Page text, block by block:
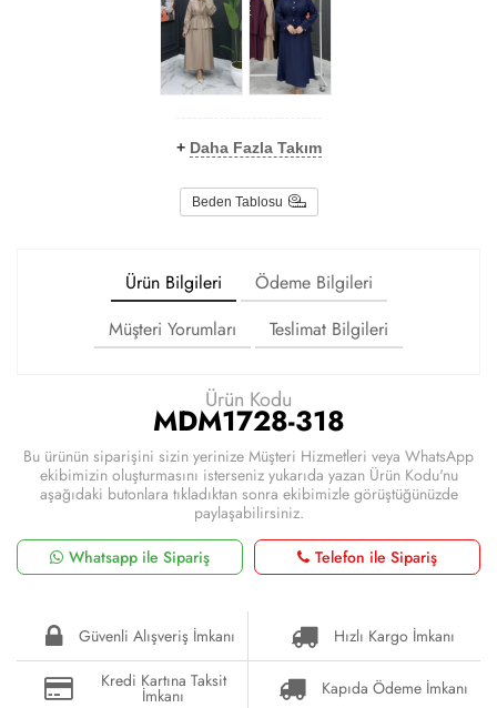
+ Daha Fazla Takım
Beden Tablosu
Ürün Bilgileri
Ödeme Bilgileri
Müşteri Yorumları
Teslimat Bilgileri
Ürün Kodu
MDM1728-318
Bu ürünün siparişini sizin yerinize Müşteri Hizmetleri veya WhatsApp
ekibimizin oluşturmasını isterseniz yukarıda yazan Ürün Kodu'nu
aşağıdaki butonlara tıkladıktan sonra ekibimizle görüştüğünüzde
paylaşabilirsiniz.
Whatsapp ile Sipariş
Telefon ile Sipariş
Güvenli Alışveriş İmkanı
Hızlı Kargo İmkanı
Kredi Kartına Taksit
İmkanı Kapıda Ödeme İmkanı